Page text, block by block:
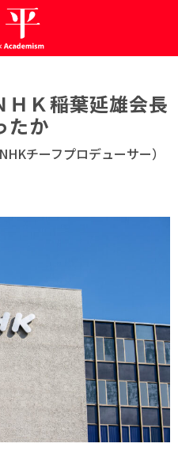
Ｋ――稲葉延雄会長
たか
チーフプロデューサー）